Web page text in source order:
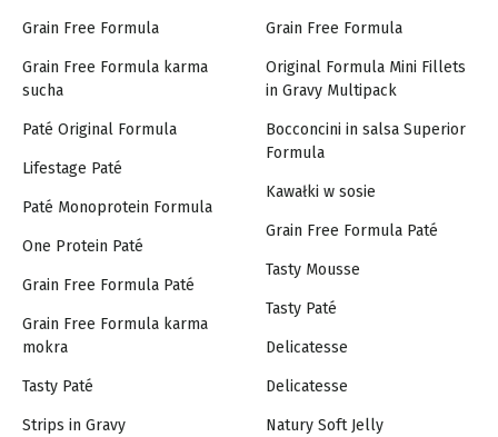
Grain Free Formula
Grain Free Formula karma
sucha
Paté Original Formula
Lifestage Paté
Paté Monoprotein Formula
One Protein Paté
Grain Free Formula Paté
Grain Free Formula karma
mokra
Tasty Paté
Strips in Gravy
Grain Free Formula
Original Formula Mini Fillets
in Gravy Multipack
Bocconcini in salsa Superior
Formula
Kawałki w sosie
Grain Free Formula Paté
Tasty Mousse
Tasty Paté
Delicatesse
Delicatesse
Natury Soft Jelly